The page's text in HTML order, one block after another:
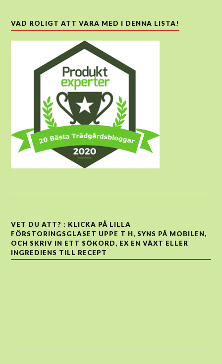
VAD ROLIGT ATT VARA MED I DENNA LISTA!
VET DU ATT? : KLICKA PÅ LILLA
FÖRSTORINGSGLASET UPPE T H, SYNS PÅ MOBILEN,
OCH SKRIV IN ETT SÖKORD, EX EN VÄXT ELLER
INGREDIENS TILL RECEPT